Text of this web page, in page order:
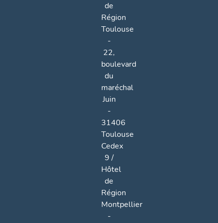
de
Région
Toulouse
-
22,
boulevard
du
maréchal
Juin
-
31406
Toulouse
Cedex
9 /
Hôtel
de
Région
Montpellier
-